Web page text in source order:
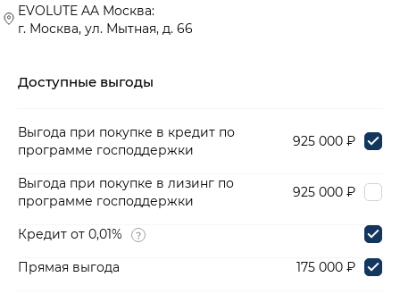
EVOLUTE AA Москва:
г. Москва, ул. Мытная, д. 66
Доступные выгоды
Выгода при покупке в кредит по
программе господдержки
925 000 ₽
Выгода при покупке в лизинг по
программе господдержки
925 000 ₽
Кредит от 0,01%
Прямая выгода
175 000 ₽